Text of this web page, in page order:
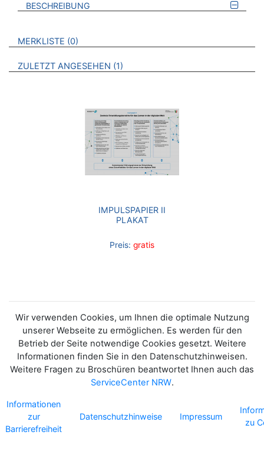
BESCHREIBUNG
VERWEISE AUF VERMERKTE- ODER ZULETZT ANGESEHENE
MERKLISTE 0 BROSCHÜREN
ZULETZT ANGESEHEN 1 BROSCHÜREN
IMPULSPAPIER II
PLAKAT
Preis: gratis
Wir verwenden Cookies, um Ihnen die optimale Nutzung
unserer Webseite zu ermöglichen. Es werden für den
Betrieb der Seite notwendige Cookies gesetzt. Weitere
Informationen finden Sie in den Datenschutzhinweisen.
Weitere Fragen zu Broschüren beantwortet Ihnen auch das
ServiceCenter NRW.
Informationen
zur
Barrierefreiheit
Datenschutzhinweise Impressum
zu